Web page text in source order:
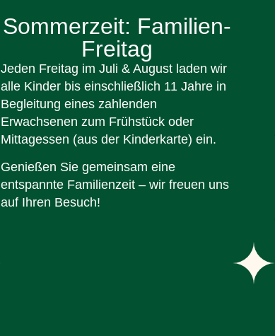
Sommerzeit: Familien-
Freitag
Jeden Freitag im Juli & August laden wir
alle Kinder bis einschließlich 11 Jahre in
Begleitung eines zahlenden
Erwachsenen zum Frühstück oder
Mittagessen (aus der Kinderkarte) ein.
Genießen Sie gemeinsam eine
entspannte Familienzeit – wir freuen uns
auf Ihren Besuch!